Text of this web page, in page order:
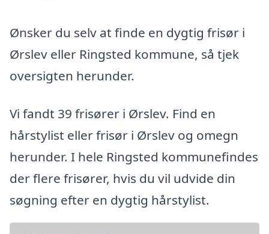
Ønsker du selv at finde en dygtig frisør i
Ørslev eller Ringsted kommune, så tjek
oversigten herunder.
Vi fandt 39 frisører i Ørslev. Find en
hårstylist eller frisør i Ørslev og omegn
herunder. I hele Ringsted kommunefindes
der flere frisører, hvis du vil udvide din
søgning efter en dygtig hårstylist.